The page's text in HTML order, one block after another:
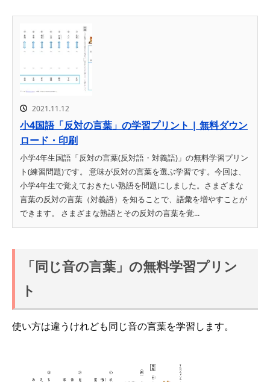
2021.11.12
小4国語「反対の言葉」の学習プリント | 無料ダウン
ロード・印刷
小学4年生国語「反対の言葉(反対語・対義語)」の無料学習プリン
ト(練習問題)です。 意味が反対の言葉を選ぶ学習です。今回は、
小学4年生で覚えておきたい熟語を問題にしました。さまざまな
言葉の反対の言葉（対義語）を知ることで、語彙を増やすことが
できます。 さまざまな熟語とその反対の言葉を覚...
「同じ音の言葉」の無料学習プリン
ト
使い方は違うけれども同じ音の言葉を学習します。